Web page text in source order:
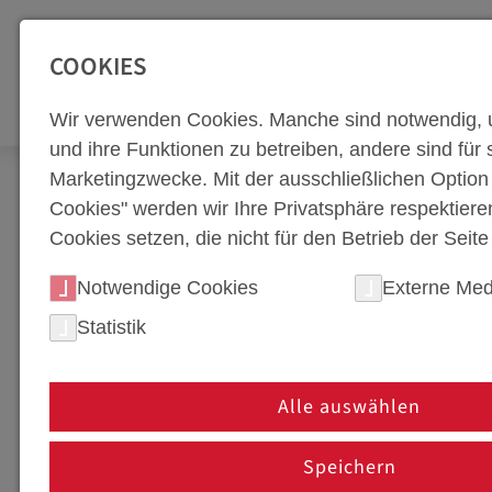
Zur Top Navigation springen [Alt+1]Zur Hauptnavigation
Newsroom Corporate Blog Technik-Blog
UNSER BLOG ÜBER
DIE WELT DES
Entdecken Sie aktuelle Beiträge über
mit modernsten Fertigungstechnologien und
COOKIES
Wir verwenden Cookies. Manche sind notwendig,
und ihre Funktionen zu betreiben, andere sind für
Marketingzwecke. Mit der ausschließlichen
Cookies" werden wir Ihre Privatsphäre
Cookies setzen, die nicht für den Betrieb der
Notwendige Cookies
Externe
Statistik
Alle auswählen
Speichern